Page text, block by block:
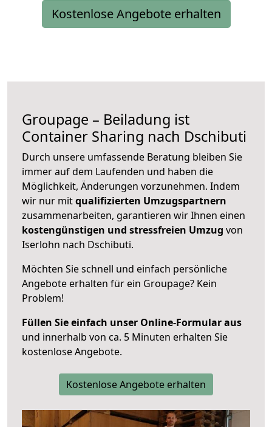
Kostenlose Angebote erhalten
Groupage – Beiladung ist
Container Sharing nach Dschibuti
Durch unsere umfassende Beratung bleiben Sie
immer auf dem Laufenden und haben die
Möglichkeit, Änderungen vorzunehmen. Indem
wir nur mitqualifizierten Umzugspartnern
zusammenarbeiten, garantieren wir Ihnen einen
kostengünstigen und stressfreien Umzug von
Iserlohn nach Dschibuti.
Möchten Sie schnell und einfach persönliche
Angebote erhalten für ein Groupage? Kein
Problem!
Füllen Sie einfach unser Online-Formular aus
und innerhalb von ca. 5 Minuten erhalten Sie
kostenlose Angebote.
Kostenlose Angebote erhalten